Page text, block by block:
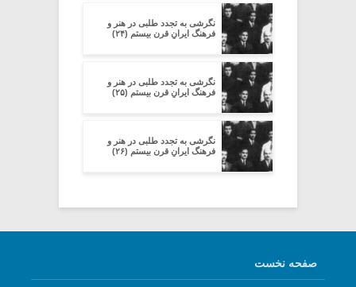
نگرشی به تجدد طلبی در هنر و
فرهنگ ایرانِ قرن بیستم (۲۴)
نگرشی به تجدد طلبی در هنر و
فرهنگ ایرانِ قرن بیستم (۲۵)
نگرشی به تجدد طلبی در هنر و
فرهنگ ایرانِ قرن بیستم (۲۶)
صفحه نخست